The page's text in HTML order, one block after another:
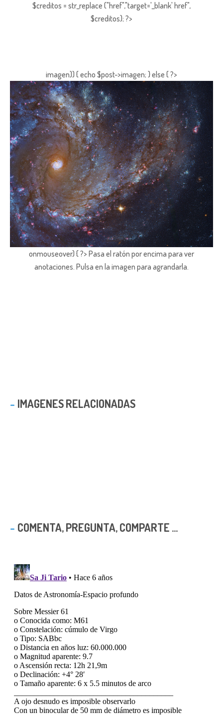
$creditos = str_replace ("href","target='_blank' href",
$creditos); ?>
imagen)) { echo $post->imagen; } else { ?>
onmouseover) { ?> Pasa el ratón por encima para ver
anotaciones. Pulsa en la imagen para agrandarla.
IMAGENES RELACIONADAS
COMENTA, PREGUNTA, COMPARTE ...